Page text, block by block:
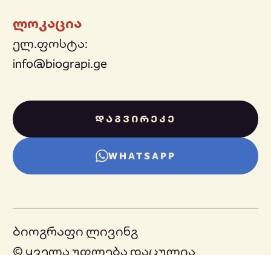
ლოკაცია
ელ.ფოსტა:
info@biograpi.ge
ᲓᲐᲒᲕᲘᲠᲔᲙᲔ
WHATSAPP
ბიოგრაფი ლივინგ
© ყველა უფლება დაცულია